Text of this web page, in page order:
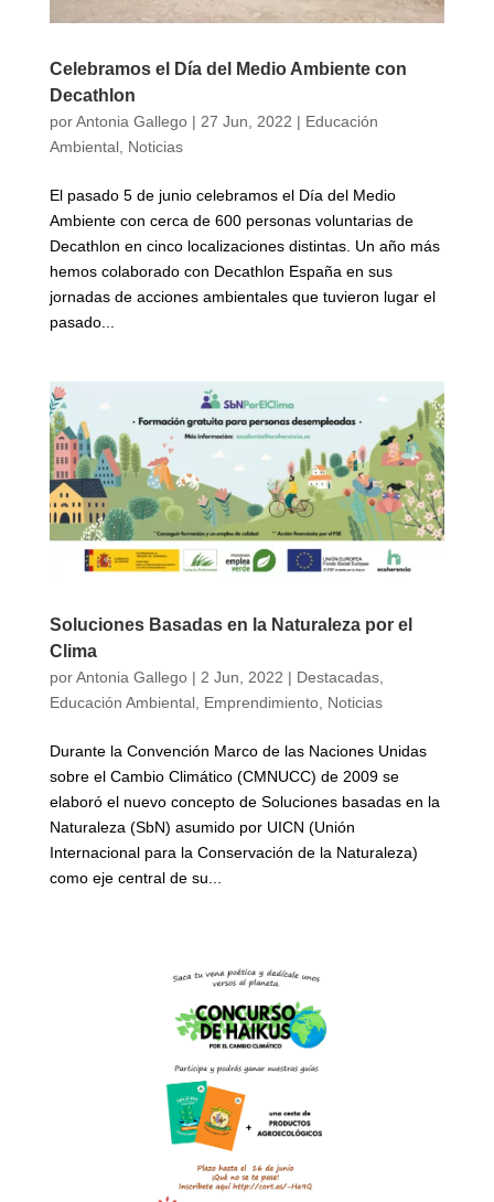
Celebramos el Día del Medio Ambiente con
Decathlon
porAntonia Gallego| 27 Jun, 2022 | Educación
Ambiental, Noticias
El pasado 5 de junio celebramos el Día del Medio
Ambiente con cerca de 600 personas voluntarias de
Decathlon en cinco localizaciones distintas. Un año más
hemos colaborado con Decathlon España en sus
jornadas de acciones ambientales que tuvieron lugar el
pasado...
Soluciones Basadas en la Naturaleza por el
Clima
porAntonia Gallego| 2 Jun, 2022 | Destacadas,
Educación Ambiental, Emprendimiento, Noticias
Durante la Convención Marco de las Naciones Unidas
sobre el Cambio Climático (CMNUCC) de 2009 se
elaboró el nuevo concepto de Soluciones basadas en la
Naturaleza (SbN) asumido por UICN (Unión
Internacional para la Conservación de la Naturaleza)
como eje central de su...